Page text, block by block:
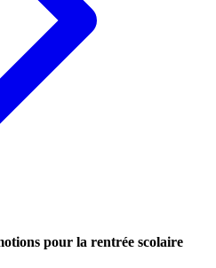
pour la rentrée scolaire